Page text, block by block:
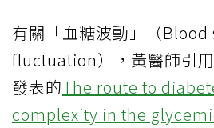
有關「血糖波動」（
fluctuation），黃醫師引
發表的The route to
complexity in the